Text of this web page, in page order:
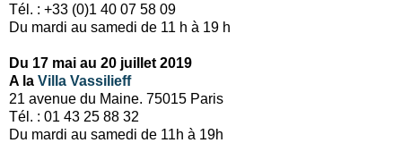
Tél. : +33 (0)1 40 07 58 09
Du mardi au samedi de 11 h à 19 h
Du 17 mai au 20 juillet 2019
A la Villa Vassilieff
21 avenue du Maine. 75015 Paris
Tél. : 01 43 25 88 32
Du mardi au samedi de 11h à 19h